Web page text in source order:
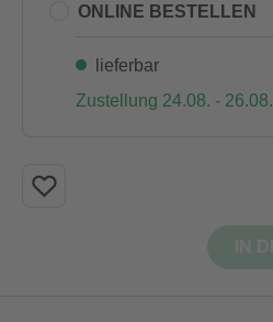
ONLINE BESTELLEN
lieferbar
Zustellung 24.08. - 26.08.